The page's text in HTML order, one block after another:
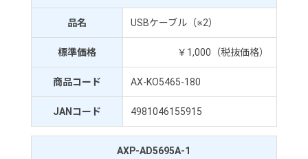
品名 USBケーブル（※2）
標準価格 ￥1,000（税抜価格）
商品コード AX-KO5465-180
JANコード 4981046155915
AXP-AD5695A-1